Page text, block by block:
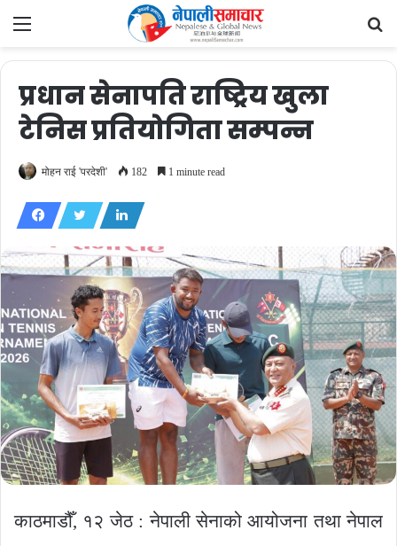
Menu
प्रधान सेनापति राष्ट्रिय खुला
टेनिस प्रतियोगिता सम्पन्न
मोहन राई 'परदेशी' 182 1 minute read
काठमाडौँ, १२ जेठ : नेपाली सेनाको आयोजना तथा नेपाल